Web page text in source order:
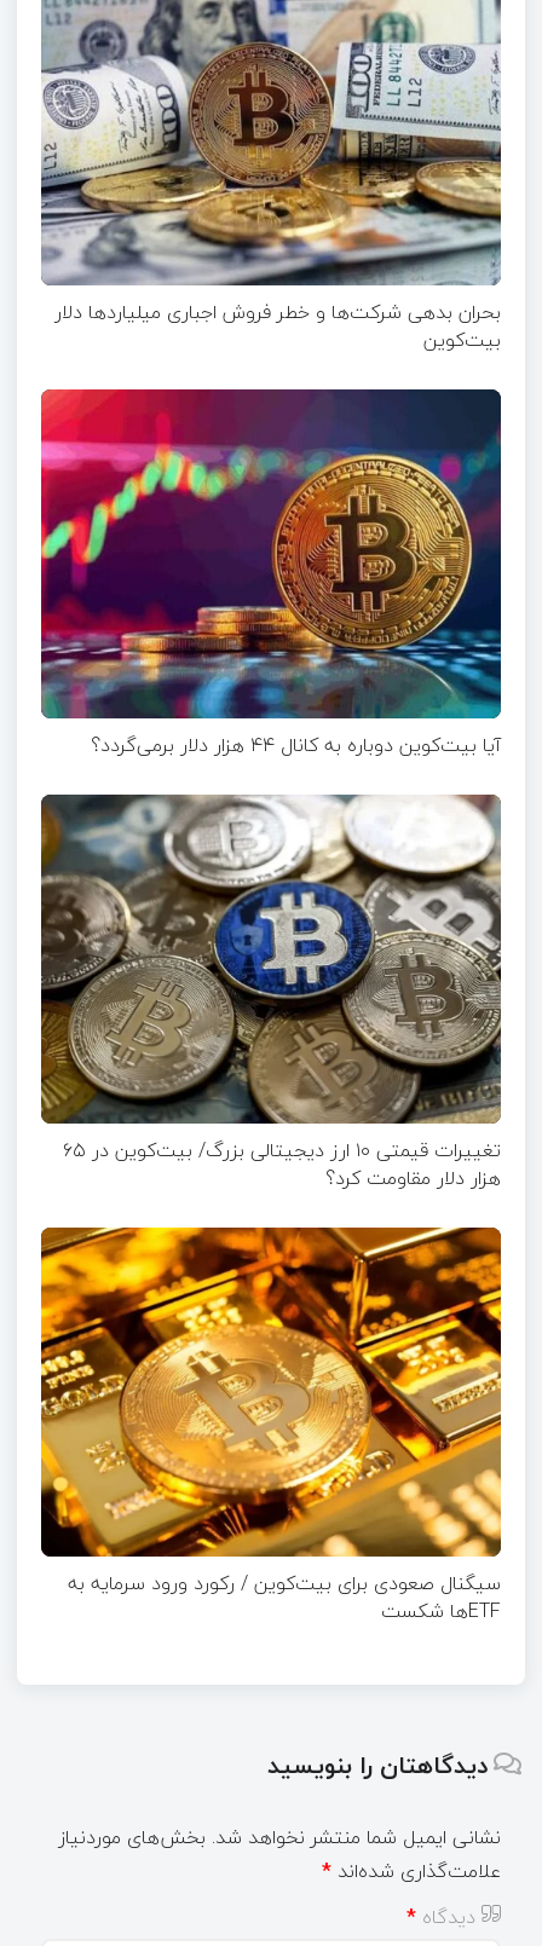
بحران بدهی شرکت‌ها و خطر فروش اجباری میلیاردها دلار
بیت‌کوین
آیا بیت‌کوین دوباره به کانال ۴۴ هزار دلار برمی‌گردد؟
تغییرات قیمتی ۱۰ ارز دیجیتالی بزرگ/ بیت‌کوین در ۶۵
هزار دلار مقاومت کرد؟
سیگنال صعودی برای بیت‌کوین / رکورد ورود سرمایه به
ETFها شکست
دیدگاهتان را بنویسید
نشانی ایمیل شما منتشر نخواهد شد. بخش‌های موردنیاز
علامت‌گذاری شده‌اند *
دیدگاه *